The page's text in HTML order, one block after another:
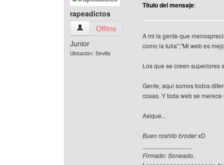
rapeadictos
rapeadictos Ver perfil del usuario
Offline
Junior
Ubicación: Sevilla
Título del mensaje:
A mi la gente que
como la tulla'',''Mi web es
Los que se creen superiores
Gente, aqui somos todos
cosas. Y toda web se
Asique...
Buen roshito broderxD
Firmado: Soneado.